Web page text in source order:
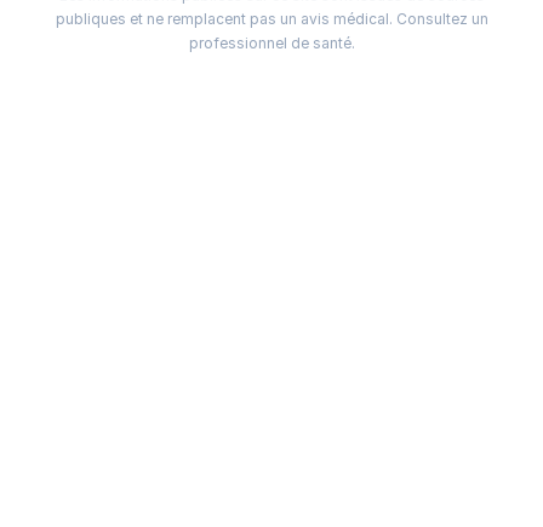
publiques et ne remplacent pas un avis médical. Consultez un
professionnel de santé.